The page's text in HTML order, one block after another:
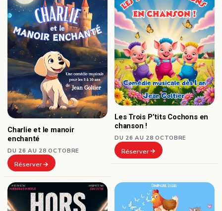
Charlie et le manoir
enchanté
DU 26 AU 28 OCTOBRE
Réserver
Les Trois P’tits Cochons en
chanson !
DU 26 AU 28 OCTOBRE
Réserver